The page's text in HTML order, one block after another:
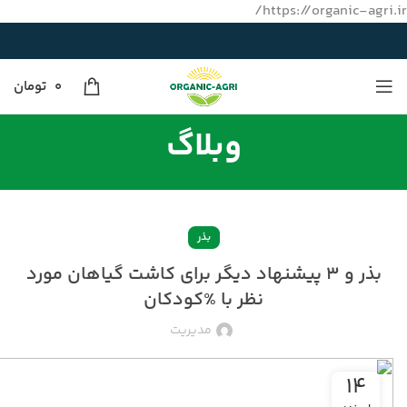
https://organic-agri.ir/
0 تومان
وبلاگ
بذر
بذر و ۳ پیشنهاد دیگر برای کاشت گیاهان مورد
نظر با %کودکان
مدیریت
۱۴